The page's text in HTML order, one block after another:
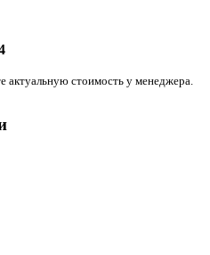
актуальную стоимость у менеджера.